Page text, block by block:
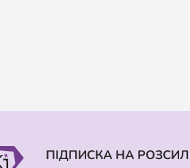
ПІДПИСКА НА